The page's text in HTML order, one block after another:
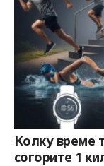
Колку време
согорите 1